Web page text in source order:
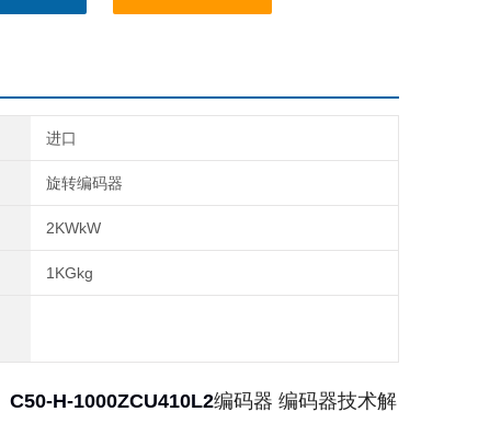
进口
旋转编码器
2KWkW
1KGkg
C50-H-1000ZCU410L2编码器 编码器技术解